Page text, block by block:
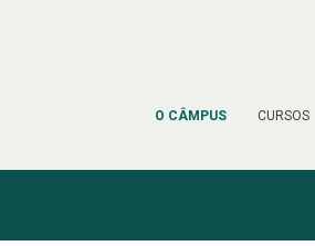
O CÂMPUS CURSOS